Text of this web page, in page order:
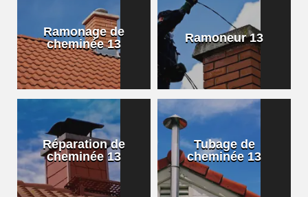
Ramonage de
cheminée 13
Ramoneur 13
Réparation de
cheminée 13
Tubage de
cheminée 13